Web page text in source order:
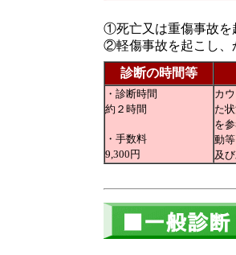
①死亡又は重傷事故を
②軽傷事故を起こし、
診断の時間等
・診断時間
約２時間
・手数料
9,300円
カ
た
を
動
及